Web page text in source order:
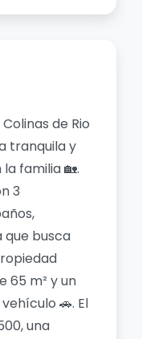
de Rio
tranquila y
familia 🏡.
3
busca
65 m² y un
🚗. El
una